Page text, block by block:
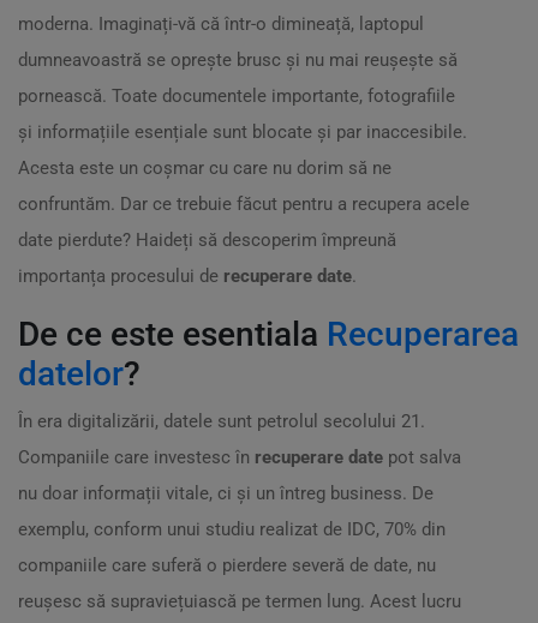
moderna. Imaginați-vă că într-o dimineață, laptopul
dumneavoastră se oprește brusc și nu mai reușește să
pornească. Toate documentele importante, fotografiile
și informațiile esențiale sunt blocate și par inaccesibile.
Acesta este un coșmar cu care nu dorim să ne
confruntăm. Dar ce trebuie făcut pentru a recupera acele
date pierdute? Haideți să descoperim împreună
importanța procesului de recuperare date.
De ce este esentiala Recuperarea
datelor?
În era digitalizării, datele sunt petrolul secolului 21.
Companiile care investesc în recuperare date pot salva
nu doar informații vitale, ci și un întreg business. De
exemplu, conform unui studiu realizat de IDC, 70% din
companiile care suferă o pierdere severă de date, nu
reușesc să supraviețuiască pe termen lung. Acest lucru